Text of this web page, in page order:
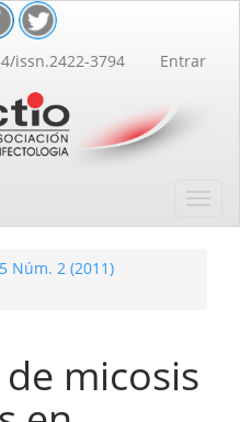
issn.2422-3794 Entrar
Núm. 2 (2011)
micosis